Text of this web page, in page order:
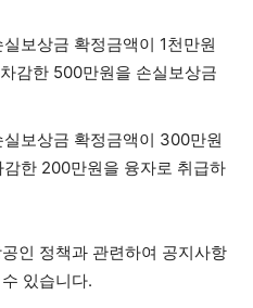
보상금 확정금액이 1천만원
감한 500만원을 손실보상금
보상금 확정금액이 300만원
한 200만원을 융자로 취급하
인 정책과 관련하여 공지사항
있습니다.